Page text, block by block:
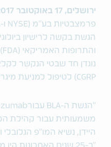
ירושלים, 17 באוקטובר 2017
CGRP) לטיפול למניעת מיגרנה.
משמעותית עבור קהילת
היידן, נשיא המו"פ